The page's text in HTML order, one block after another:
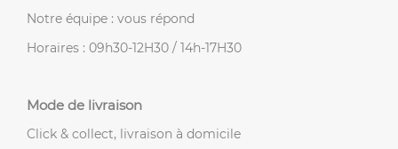
Notre équipe : vous répond
Horaires : 09h30-12H30 / 14h-17H30
Mode de livraison
Click & collect, livraison à domicile